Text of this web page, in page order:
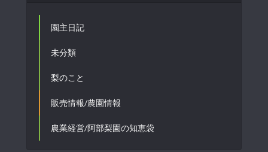
園主日記
未分類
梨のこと
販売情報/農園情報
農業経営/阿部梨園の知恵袋